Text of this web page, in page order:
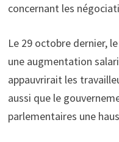
concernant les
Le 29 octobre dernier,
une augmentation
appauvrirait les
aussi que le
parlementaires une